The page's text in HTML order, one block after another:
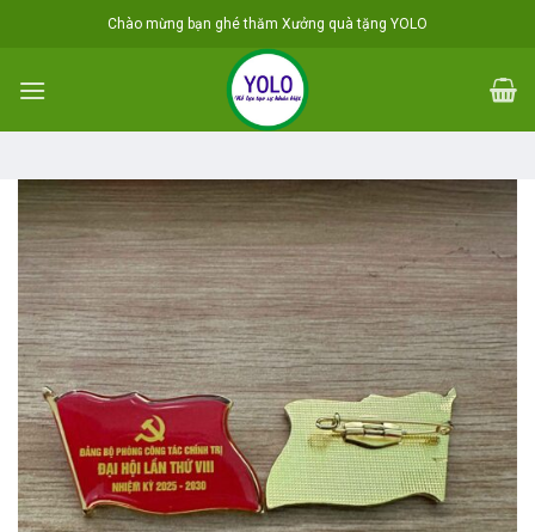
Chào mừng bạn ghé thăm Xưởng quà tặng YOLO